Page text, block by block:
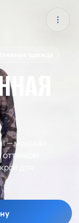
— мужская
для